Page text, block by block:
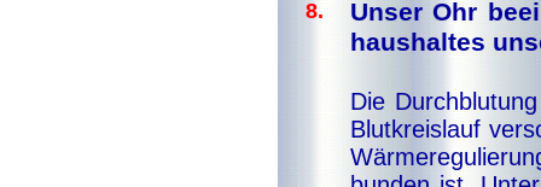
Unser Ohr
haus­hal­tes
Die
Blut­kreis­lauf
8.